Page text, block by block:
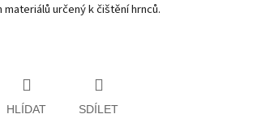
určený k čištění hrnců.
HLÍDAT SDÍLET